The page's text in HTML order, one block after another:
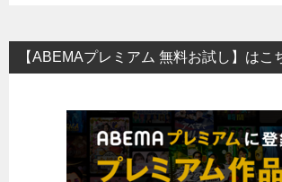
【ABEMAプレミアム 無料お試し】は